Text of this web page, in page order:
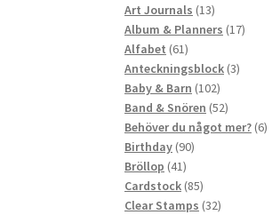
Art Journals 1313
produkter
Album & Planners 1717
Alfabet 6161
produkter
Anteckningsblock 33
Baby & Barn 102102
produkter
Band & Snören 5252
produkter
Behöver du något mer? 66
Birthday 9090
Bröllop 4141
produkter
Cardstock 8585
produkter
Clear Stamps 3232